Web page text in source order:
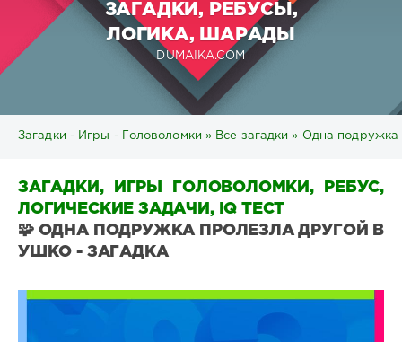
ЗАГАДКИ, РЕБУСЫ,
ЛОГИКА, ШАРАДЫ
DUMAIKA.COM
Загадки - Игры - Головоломки » Все загадки » Одна подружка
ЗАГАДКИ, ИГРЫ ГОЛОВОЛОМКИ, РЕБУС,
ЛОГИЧЕСКИЕ ЗАДАЧИ, IQ ТЕСТ
🧩 ОДНА ПОДРУЖКА ПРОЛЕЗЛА ДРУГОЙ В
УШКО - ЗАГАДКА